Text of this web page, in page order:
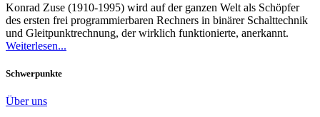
Konrad Zuse (1910-1995) wird auf der ganzen Welt als Schöpfer
des ersten frei programmierbaren Rechners in binärer Schalttechnik
und Gleitpunktrechnung, der wirklich funktionierte, anerkannt.
Weiterlesen...
Schwerpunkte
Über uns